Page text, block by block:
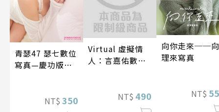
青瑟47 瑟七數位
寫真—慶功版
NT$ 350
Virtual 虛擬情
人：言嘉佑數位
NT$ 490
向你走來──向
理來寫真
NT$